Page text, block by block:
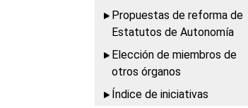
Propuestas de reforma de
Estatutos de Autonomía
Elección de miembros de
otros órganos
Índice de iniciativas